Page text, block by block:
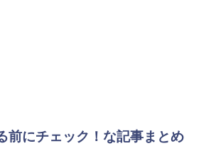
前にチェック！な記事まとめ